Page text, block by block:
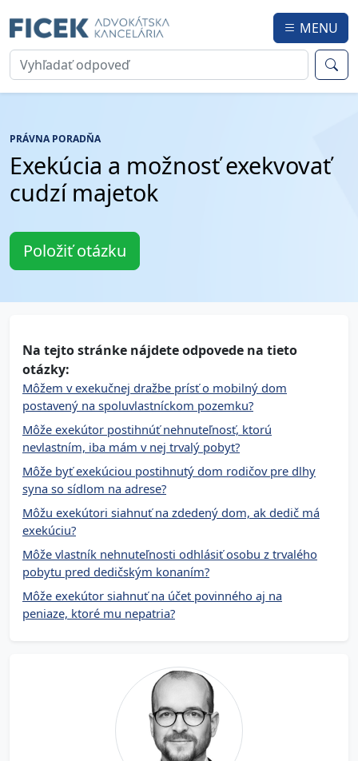
MENU
PRÁVNA PORADŇA
Exekúcia a možnosť exekvovať
cudzí majetok
Položiť otázku
Na tejto stránke nájdete odpovede na tieto
otázky:
Môžem v exekučnej dražbe prísť o mobilný dom
postavený na spoluvlastníckom pozemku?
Môže exekútor postihnúť nehnuteľnosť, ktorú
nevlastním, iba mám v nej trvalý pobyt?
Môže byť exekúciou postihnutý dom rodičov pre dlhy
syna so sídlom na adrese?
Môžu exekútori siahnuť na zdedený dom, ak dedič má
exekúciu?
Môže vlastník nehnuteľnosti odhlásiť osobu z trvalého
pobytu pred dedičským konaním?
Môže exekútor siahnuť na účet povinného aj na
peniaze, ktoré mu nepatria?